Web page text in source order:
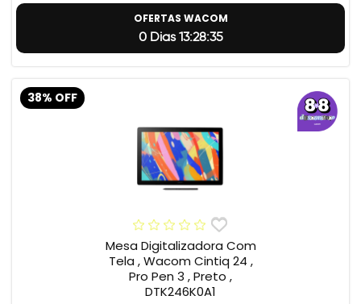
OFERTAS WACOM
0 Dias 13:28:34
38% OFF
Mesa Digitalizadora Com
Tela , Wacom Cintiq 24 ,
Pro Pen 3 , Preto ,
DTK246K0A1